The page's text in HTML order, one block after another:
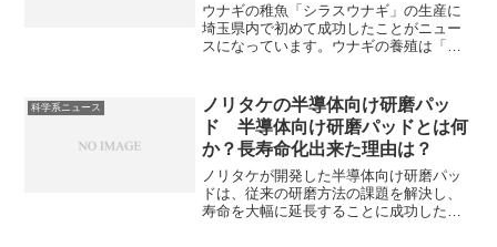
ウナギの稚魚「シラスウナギ」の生産に
埼玉県内で初めて成功したことがニュー
スになっています。ウナギの養殖は「生
全養殖にはまだ時間がかかるとされてい
ます。なぜ、ウナギの養殖が難しいのか
を知ることができる記事になっていま
す。
科学系ニュース
ノリタケの半導体向け研磨パッ
ド 半導体向け研磨パッドとは何
か？長寿命化出来た理由は？
ノリタケが開発した半導体向け研磨パッ
ドは、従来の研磨方法の課題を解決し、
寿命を大幅に延長することに成功した新